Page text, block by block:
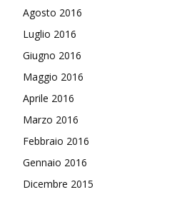
Agosto 2016
Luglio 2016
Giugno 2016
Maggio 2016
Aprile 2016
Marzo 2016
Febbraio 2016
Gennaio 2016
Dicembre 2015